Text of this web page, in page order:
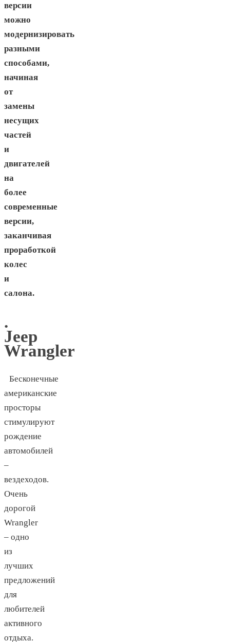
версии
можно
модернизировать
разными
способами,
начиная
от
замены
несущих
частей
и
двигателей
на
более
современные
версии,
заканчивая
проработкой
колес
и
салона.
.
Jeep
Wrangler
Бесконечные
американские
просторы
стимулируют
рождение
автомобилей
–
вездеходов.
Очень
дорогой
Wrangler
– одно
из
лучших
предложений
для
любителей
активного
отдыха.